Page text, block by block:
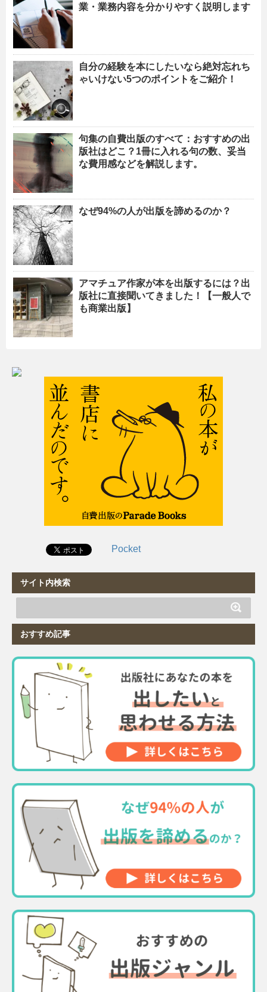
業・業務内容を分かりやすく説明します
自分の経験を本にしたいなら絶対忘れち
ゃいけない5つのポイントをご紹介！
句集の自費出版のすべて：おすすめの出
版社はどこ？1冊に入れる句の数、妥当
な費用感などを解説します。
なぜ94%の人が出版を諦めるのか？
アマチュア作家が本を出版するには？出
版社に直接聞いてきました！【一般人で
も商業出版】
Pocket
サイト内検索
おすすめ記事